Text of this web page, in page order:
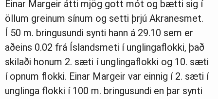
Einar Margeir átti mjög gott mót og bætti sig í
öllum greinum sínum og setti þrjú Akranesmet.
Í 50 m. bringusundi synti hann á 29.10 sem er
aðeins 0.02 frá Íslandsmeti í unglingaflokki, það
skilaði honum 2. sæti í unglingaflokki og 10. sæti
í opnum flokki. Einar Margeir var einnig í 2. sæti í
unglinga flokki í 100 m. bringusundi en þar synti